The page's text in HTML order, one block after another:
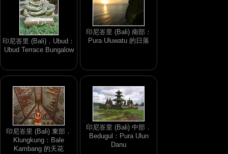
印尼峇里 (Bali)．Ubud：
Ubud Terrace Bungalow
印尼峇里 (Bali) 南部：
Pura Uluwatu 的日落
印尼峇里 (Bali) 東部．
Klungkung：Bale
Kambang 的天花
印尼峇里 (Bali) 中部．
Bedugul：Pura Ulun
Danu